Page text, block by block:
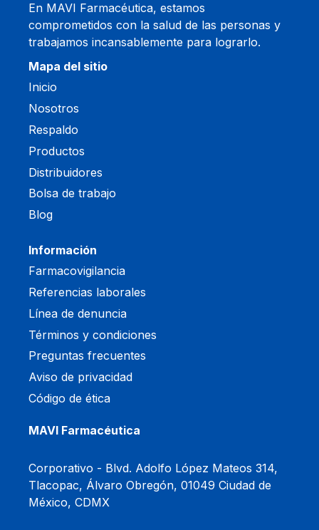
En MAVI Farmacéutica, estamos
comprometidos con la salud de las personas y
trabajamos incansablemente para lograrlo.
Mapa del sitio
Inicio
Nosotros
Respaldo
Productos
Distribuidores
Bolsa de trabajo
Blog
Información
Farmacovigilancia
Referencias laborales
Línea de denuncia
Términos y condiciones
Preguntas frecuentes
Aviso de privacidad
Código de ética
MAVI Farmacéutica
Corporativo - Blvd. Adolfo López Mateos 314,
Tlacopac, Álvaro Obregón, 01049 Ciudad de
México, CDMX